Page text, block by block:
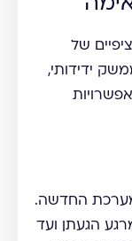
של
ידידותי,
החדשה.
הגעתן ועד